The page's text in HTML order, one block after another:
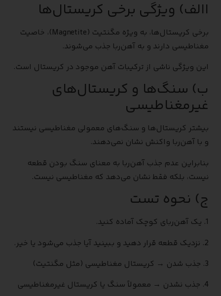
االف) ویژگی برخی کریستال‌ها
برخی کریستال‌ها، به ویژه مگنتیت (Magnetite)، خاصیت
مغناطیسی دارند و به آهن‌ربا جذب می‌شوند.
این ویژگی ناشی از ترکیبات آهن موجود در کریستال است.
ب) سنگ‌ها و کریستال‌های
غیرمغناطیسی
بیشتر کریستال‌ها و سنگ‌های معمولی مغناطیسی نیستند
و با آهن‌ربا واکنش نشان نمی‌دهند.
بنابراین عدم جذب آهن‌ربا به معنای سنگ بودن قطعه
نیست، بلکه فقط نشان می‌دهد که مغناطیسی نیست.
ج) نحوه تست
1. یک آهن‌ربای کوچک آماده کنید.
2. نزدیک قطعه قرار دهید و ببینید آیا جذب می‌شود یا خیر.
3. جذب شدن → کریستال مغناطیسی (مثل مگنتیت)
4. جذب نشدن → معمولاً سنگ یا کریستال غیرمغناطیسی